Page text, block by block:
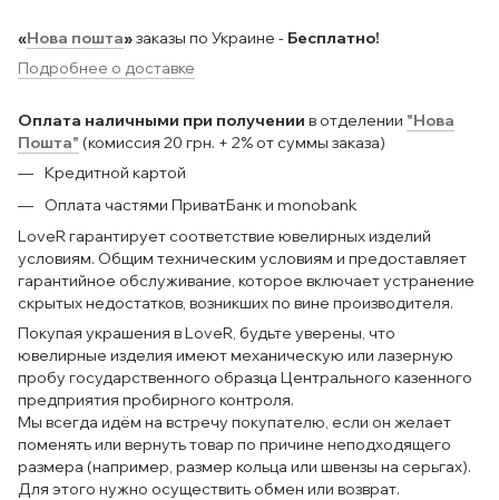
«Нова пошта»заказы по Украине - Бесплатно!
Подробнее о доставке
Оплата наличными при получении в отделении "Нова
Пошта" (комиссия 20 грн. + 2% от суммы заказа)
Кредитной картой
Оплата частями ПриватБанк и monobank
LoveR гарантирует соответствие ювелирных изделий
условиям. Общим техническим условиям и предоставляет
гарантийное обслуживание, которое включает устранение
скрытых недостатков, возникших по вине производителя.
Покупая украшения в LoveR, будьте уверены, что
ювелирные изделия имеют механическую или лазерную
пробу государственного образца Центрального казенного
предприятия пробирного контроля.
Мы всегда идём на встречу покупателю, если он желает
поменять или вернуть товар по причине неподходящего
размера (например, размер кольца или швензы на серьгах).
Для этого нужно осуществить обмен или возврат.